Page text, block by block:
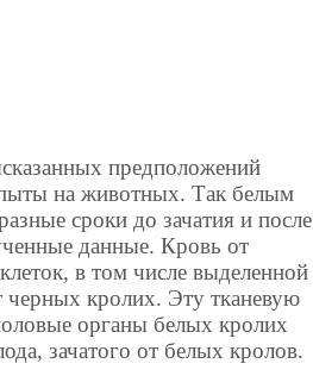
предположений
на животных. Так белым
сроки до зачатия и после
данные. Кровь от
в том числе выделенной
черных кролих. Эту тканевую
органы белых кролих
зачатого от белых кролов.